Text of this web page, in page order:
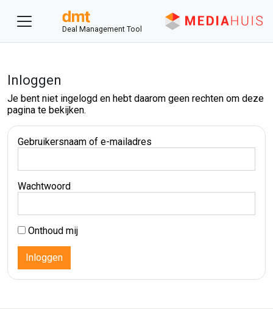
Deal Management Tool
Inloggen
Je bent niet ingelogd en hebt daarom geen rechten om deze
pagina te bekijken.
Gebruikersnaam of e-mailadres
Wachtwoord
Onthoud mij